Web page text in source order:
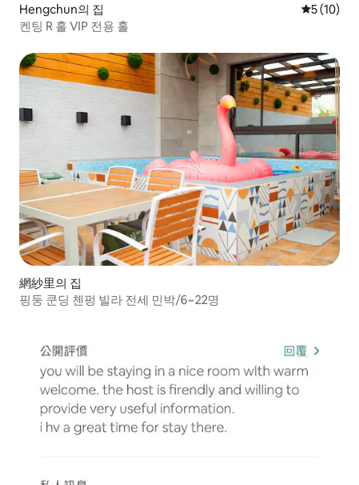
Hengchun의 집 평점 5점
5 (10)
켄팅 R 홀 VIP 전용 홀
網紗里의 집
핑둥 쿤딩 첸펑 빌라 전세 민박/6~22명